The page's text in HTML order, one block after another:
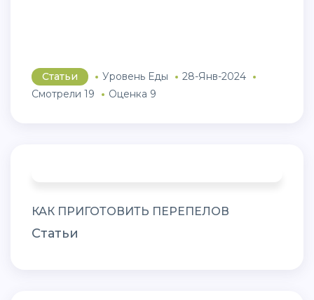
Статьи Уровень Еды
28-Янв-2024
Смотрели 19
Оценка 9
КАК ПРИГОТОВИТЬ ПЕРЕПЕЛОВ
Статьи